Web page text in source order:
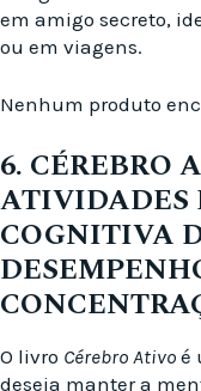
em amigo secreto,
ou em viagens.
Nenhum produto
6. CÉREBRO
ATIVIDADES
COGNITIVA
O livro Cérebro Ativo é
deseja manter a